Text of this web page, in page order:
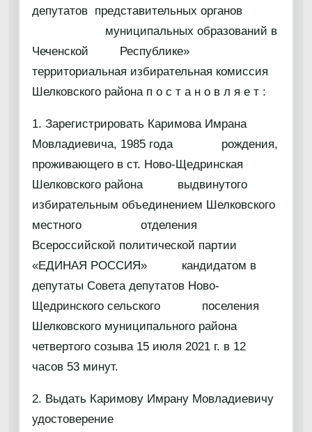
депутатов представительных органов
муниципальных образований в
Чеченской Республике»
территориальная избирательная комиссия
Шелковского района п о с т а н о в л я е т :
1. Зарегистрировать Каримова Имрана
Мовладиевича, 1985 года рождения,
проживающего в ст. Ново-Щедринская
Шелковского района выдвинутого
избирательным объединением Шелковского
местного отделения
Всероссийской политической партии
«ЕДИНАЯ РОССИЯ» кандидатом в
депутаты Совета депутатов Ново-
Щедринского сельского поселения
Шелковского муниципального района
четвертого созыва 15 июля 2021 г. в 12
часов 53 минут.
2. Выдать Каримову Имрану Мовладиевичу
удостоверение